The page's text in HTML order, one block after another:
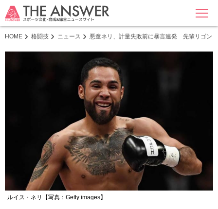
MENU
HOME 格闘技 ニュース 悪童ネリ、計量失敗前に暴言連発 先輩リゴン
ルイス・ネリ【写真：Getty images】